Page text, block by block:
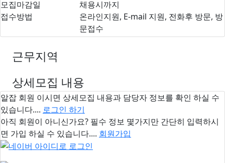
모집마감일
채용시까지
접수방법
온라인지원, E-mail 지원, 전화후 방문, 방
문접수
근무지역
상세모집 내용
알잡 회원 이시면 상세모집 내용과 담당자 정보를 확인 하실 수
있습니다.... 로그인 하기
아직 회원이 아니신가요? 필수 정보 몇가지만 간단히 입력하시
면 가입 하실 수 있습니다.... 회원가입